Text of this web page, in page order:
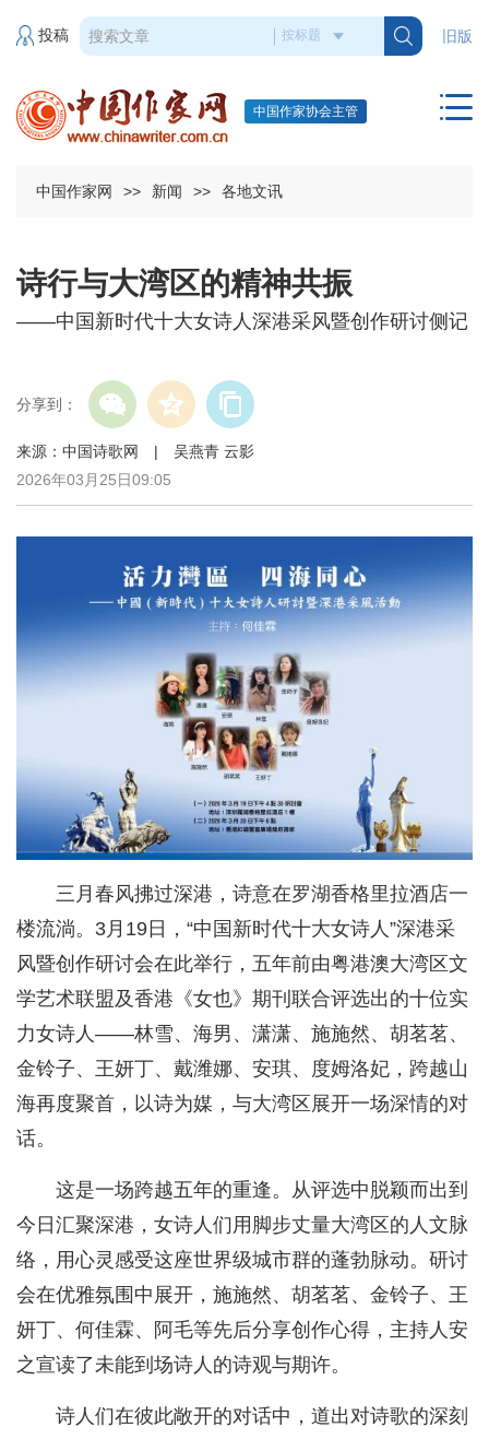
旧版
投稿
中国作家协会主管
中国作家网 >> 新闻 >> 各地文讯
诗行与大湾区的精神共振
——中国新时代十大女诗人深港采风暨创作研讨侧记
分享到：
来源：中国诗歌网 | 吴燕青 云影
2026年03月25日09:05
三月春风拂过深港，诗意在罗湖香格里拉酒店一
楼流淌。3月19日，“中国新时代十大女诗人”深港采
风暨创作研讨会在此举行，五年前由粤港澳大湾区文
学艺术联盟及香港《女也》期刊联合评选出的十位实
力女诗人——林雪、海男、潇潇、施施然、胡茗茗、
金铃子、王妍丁、戴潍娜、安琪、度姆洛妃，跨越山
海再度聚首，以诗为媒，与大湾区展开一场深情的对
话。
这是一场跨越五年的重逢。从评选中脱颖而出到
今日汇聚深港，女诗人们用脚步丈量大湾区的人文脉
络，用心灵感受这座世界级城市群的蓬勃脉动。研讨
会在优雅氛围中展开，施施然、胡茗茗、金铃子、王
妍丁、何佳霖、阿毛等先后分享创作心得，主持人安
之宣读了未能到场诗人的诗观与期许。
诗人们在彼此敞开的对话中，道出对诗歌的深刻